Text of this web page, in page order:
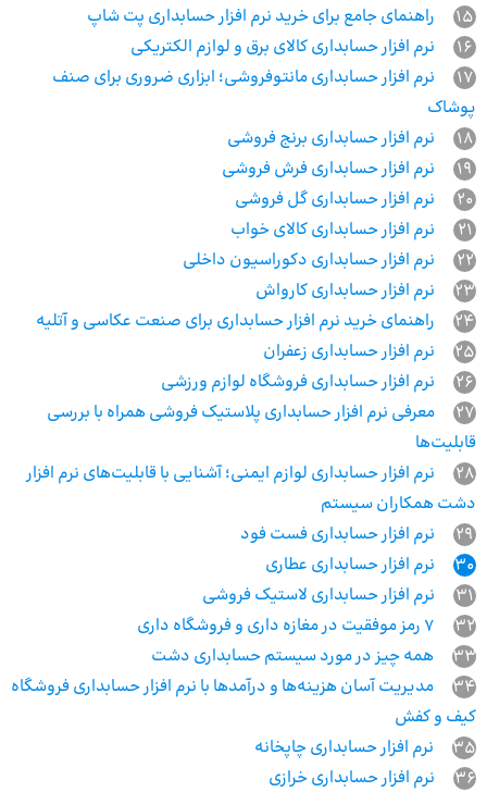
15
راهنمای جامع برای خرید نرم افزار حسابداری پت شاپ
16
نرم افزار حسابداری کالای برق و لوازم الکتریکی
17
نرم افزار حسابداری مانتوفروشی؛ ابزاری ضروری برای صنف
پوشاک
18
نرم افزار حسابداری برنج فروشی
19
نرم افزار حسابداری فرش فروشی
20
نرم افزار حسابداری گل فروشی
21
نرم افزار حسابداری کالای خواب
22
نرم افزار حسابداری دکوراسیون داخلی
23
نرم افزار حسابداری کارواش
24
راهنمای خرید نرم افزار حسابداری برای صنعت عکاسی و آتلیه
25
نرم افزار حسابداری زعفران
26
نرم افزار حسابداری فروشگاه لوازم ورزشی
27
معرفی نرم افزار حسابداری پلاستیک فروشی همراه با بررسی
قابلیت‌ها
28
نرم افزار حسابداری لوازم ایمنی؛ آشنایی با قابلیت‌های نرم افزار
دشت همکاران سیستم
29
نرم افزار حسابداری فست فود
30
نرم افزار حسابداری عطاری
31
نرم افزار حسابداری لاستیک فروشی
32
33
همه چیز در مورد سیستم حسابداری دشت
34
مدیریت آسان هزینه‌ها و درآمدها با نرم افزار حسابداری فروشگاه
کیف و کفش
35
نرم افزار حسابداری چاپخانه
36
نرم افزار حسابداری خرازی